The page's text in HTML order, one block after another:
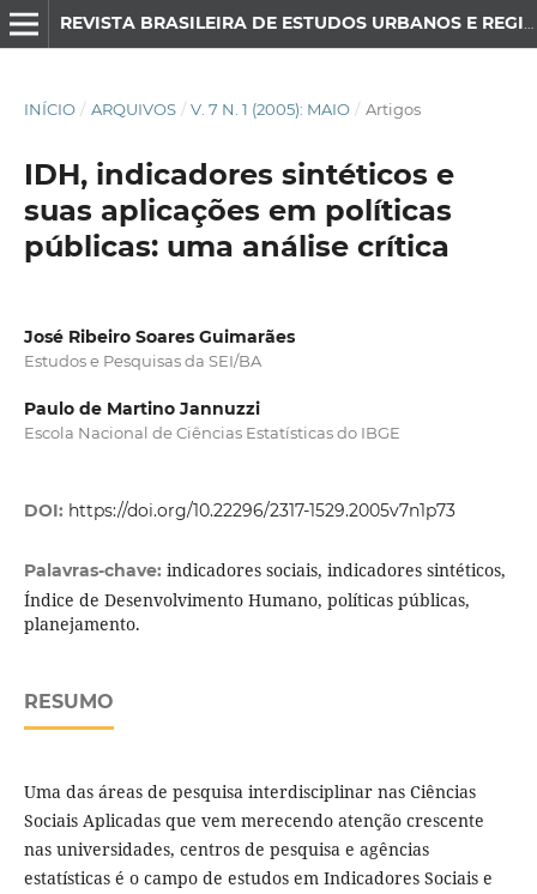
INÍCIO / ARQUIVOS / V. 7 N. 1 (2005): MAIO / Artigos
IDH, indicadores sintéticos e
suas aplicações em políticas
públicas: uma análise crítica
José Ribeiro Soares Guimarães
Estudos e Pesquisas da SEI/BA
Paulo de Martino Jannuzzi
Escola Nacional de Ciências Estatísticas do IBGE
DOI: https://doi.org/10.22296/2317-1529.2005v7n1p73
Palavras-chave: indicadores sociais, indicadores sintéticos,
Índice de Desenvolvimento Humano, políticas públicas,
planejamento.
RESUMO
Uma das áreas de pesquisa interdisciplinar nas Ciências
Sociais Aplicadas que vem merecendo atenção crescente
nas universidades, centros de pesquisa e agências
estatísticas é o campo de estudos em Indicadores Sociais e